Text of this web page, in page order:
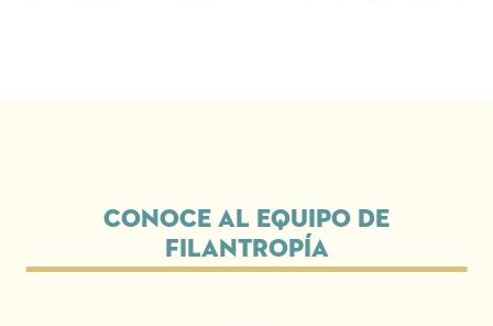
conoce al equipo de
filantropía